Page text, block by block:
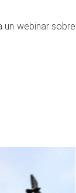
un webinar sobre